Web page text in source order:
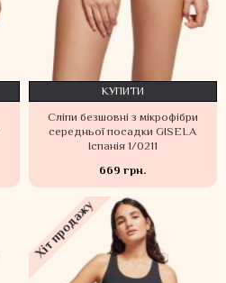
Сліпи безшовні з мікрофібри
середньої посадки GISELA
Іспанія 1/0211
669 грн.
КУПИТИ
Хіт продажу